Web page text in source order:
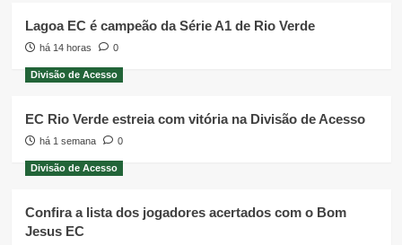
Lagoa EC é campeão da Série A1 de Rio Verde
há 14 horas 0
Divisão de Acesso
EC Rio Verde estreia com vitória na Divisão de Acesso
há 1 semana 0
Divisão de Acesso
Confira a lista dos jogadores acertados com o Bom
Jesus EC